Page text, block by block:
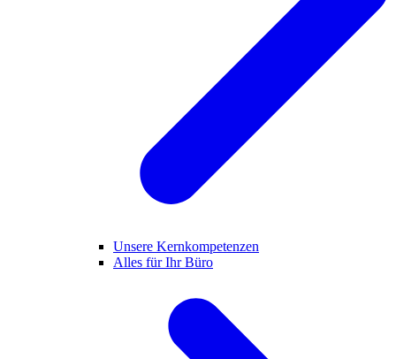
Unsere Kernkompetenzen
Alles für Ihr Büro